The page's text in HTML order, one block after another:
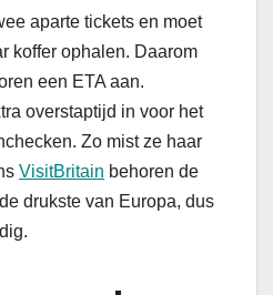
aparte tickets en moet
koffer ophalen. Daarom
een ETA aan.
overstaptijd in voor het
Zo mist ze haar
VisitBritain behoren de
drukste van Europa, dus